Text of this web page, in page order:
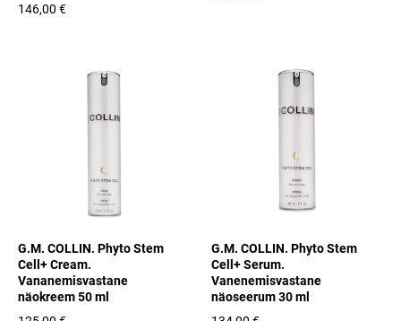
146,00 €
G.M. COLLIN. Phyto Stem
Cell+ Cream.
Vananemisvastane
näokreem 50 ml
G.M. COLLIN. Phyto Stem
Cell+ Serum.
Vanenemisvastane
näoseerum 30 ml